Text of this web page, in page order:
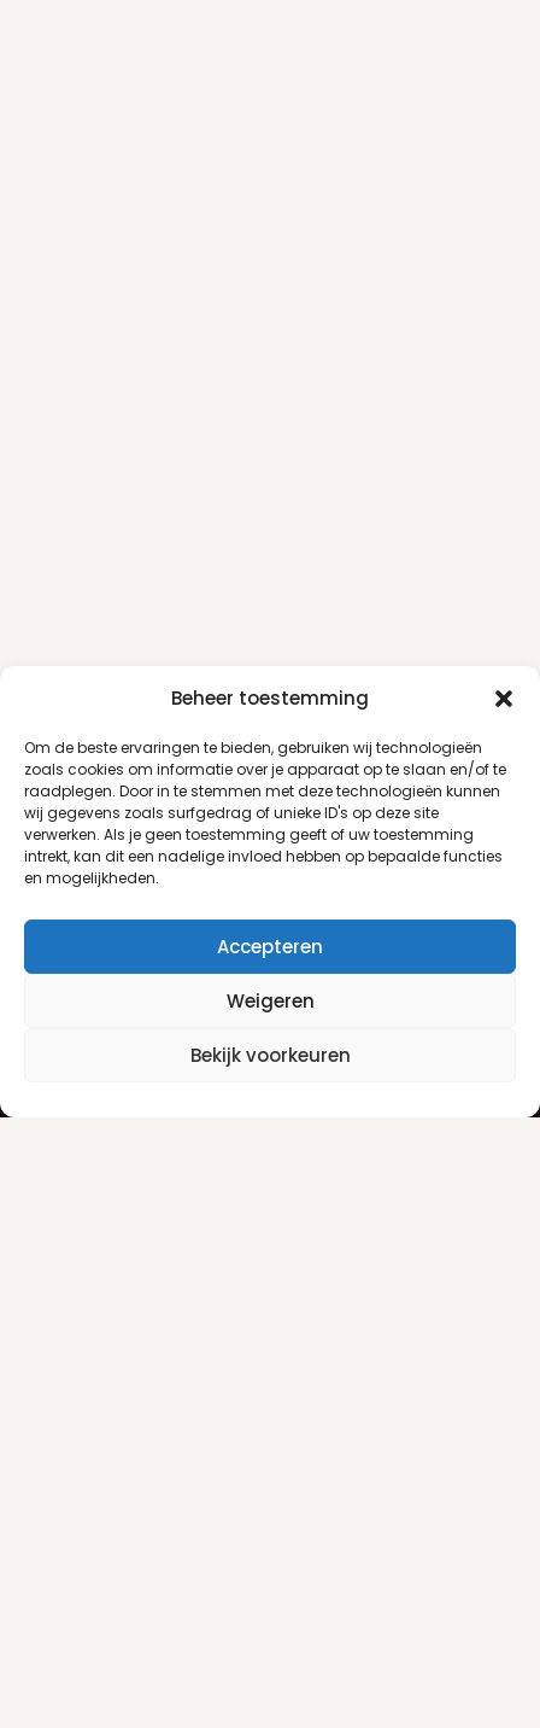
Beheer toestemming
Om de beste ervaringen te bieden, gebruiken wij technologieën
zoals cookies om informatie over je apparaat op te slaan en/of te
raadplegen. Door in te stemmen met deze technologieën kunnen
wij gegevens zoals surfgedrag of unieke ID's op deze site
verwerken. Als je geen toestemming geeft of uw toestemming
intrekt, kan dit een nadelige invloed hebben op bepaalde functies
en mogelijkheden.
Accepteren
Weigeren
Bekijk voorkeuren